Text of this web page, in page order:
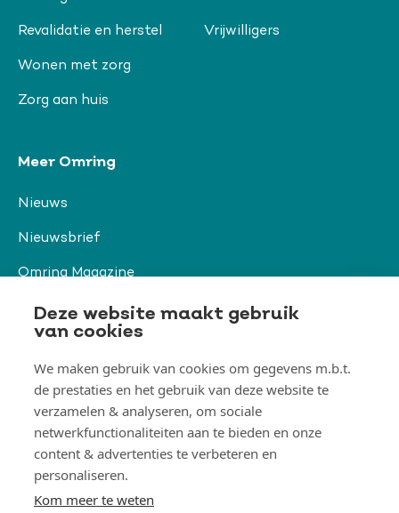
Deze website maakt gebruik
van cookies
We maken gebruik van cookies om gegevens m.b.t.
de prestaties en het gebruik van deze website te
verzamelen & analyseren, om sociale
netwerkfunctionaliteiten aan te bieden en onze
content & advertenties te verbeteren en
personaliseren.
Kom meer te weten
Revalidatie en herstel
Wonen met zorg
Zorg aan huis
Vrijwilligers
Meer Omring
Nieuws
Nieuwsbrief
Omring Magazine
Verwijzers
Organisatie & beleid